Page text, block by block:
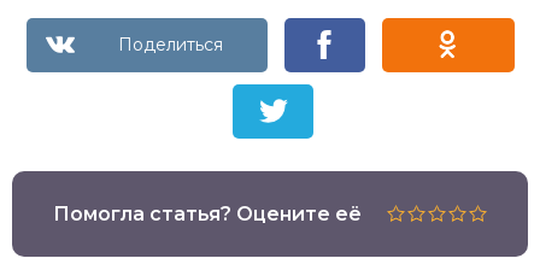
Помогла статья? Оцените её